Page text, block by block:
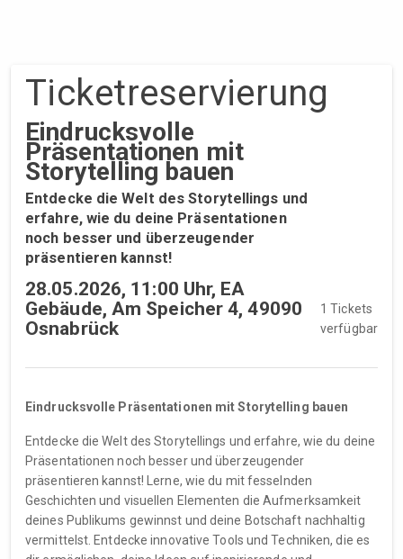
Ticket­reservierung
Eindrucksvolle
Präsentationen mit
Storytelling bauen
Entdecke die Welt des Storytellings und
erfahre, wie du deine Präsentationen
noch besser und überzeugender
präsentieren kannst!
28.05.2026, 11:00 Uhr, EA
Gebäude, Am Speicher 4, 49090
Osnabrück
1 Tickets
verfügbar
Eindrucksvolle Präsentationen mit Storytelling bauen
Entdecke die Welt des Storytellings und erfahre, wie du deine
Präsentationen noch besser und überzeugender
präsentieren kannst! Lerne, wie du mit fesselnden
Geschichten und visuellen Elementen die Aufmerksamkeit
deines Publikums gewinnst und deine Botschaft nachhaltig
vermittelst. Entdecke innovative Tools und Techniken, die es